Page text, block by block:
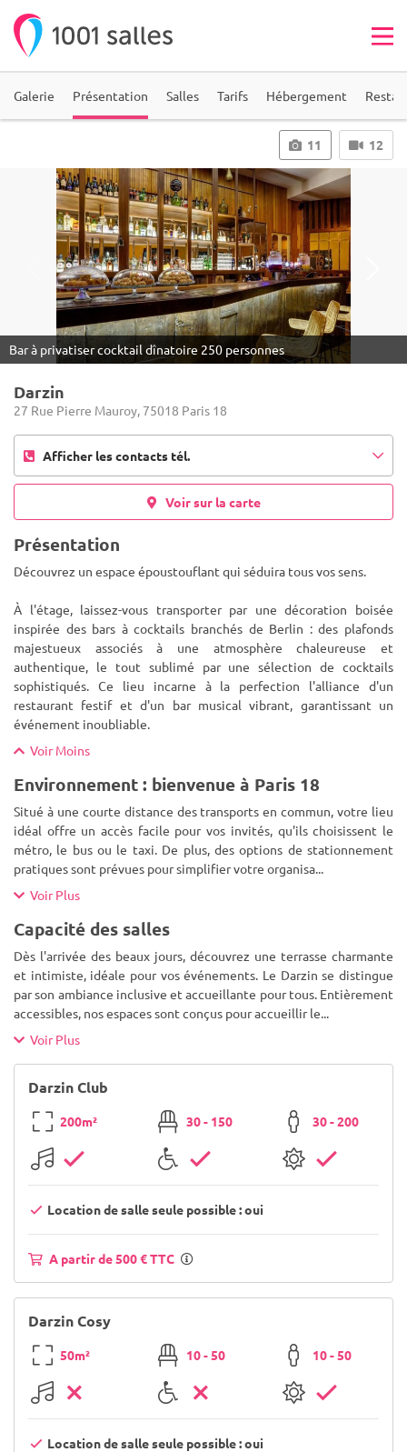
Galerie Présentation Salles Tarifs Hébergement
11 12
Bar à privatiser cocktail dînatoire 250 personnes
Darzin
27 Rue Pierre Mauroy, 75018 Paris 18
Afficher les contacts tél.
Voir sur la carte
Présentation
Découvrez un espace époustouflant qui séduira tous vos sens.
À l'étage, laissez-vous transporter par une décoration boisée
inspirée des bars à cocktails branchés de Berlin : des plafonds
majestueux associés à une atmosphère chaleureuse et
authentique, le tout sublimé par une sélection de cocktails
sophistiqués. Ce lieu incarne à la perfection l'alliance d'un
restaurant festif et d'un bar musical vibrant, garantissant un
événement inoubliable.
Voir Moins
Environnement : bienvenue à Paris 18
Situé à une courte distance des transports en commun, votre lieu
idéal offre un accès facile pour vos invités, qu'ils choisissent le
métro, le bus ou le taxi. De plus, des options de stationnement
pratiques sont prévues pour simplifier votre organisa...
Voir Plus
Capacité des salles
Dès l'arrivée des beaux jours, découvrez une terrasse charmante
et intimiste, idéale pour vos événements. Le Darzin se distingue
par son ambiance inclusive et accueillante pour tous. Entièrement
accessibles, nos espaces sont conçus pour accueillir le...
Voir Plus
Darzin Club
200m² 30 - 150 30 - 200
Location de salle seule possible : oui
A partir de 500 € TTC
Darzin Cosy
50m² 10 - 50 10 - 50
Location de salle seule possible : oui